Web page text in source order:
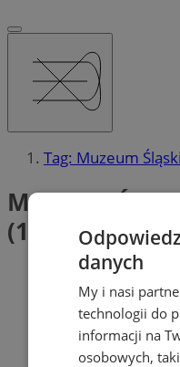
Tag: Muzeum
Muzeum
(1)
danych
My i nasi
technologii do
informacji na
osobowych,